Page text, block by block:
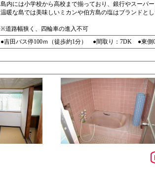
島内には小学校から高校まで揃っており、銀行やスーパ
温暖な島では美味しいミカンや伯方島の塩はブランドとし
※道路幅狭く、四輪車の進入不可
●吉田バス停100ｍ（徒歩約1分） ●間取り：7DK ●東側